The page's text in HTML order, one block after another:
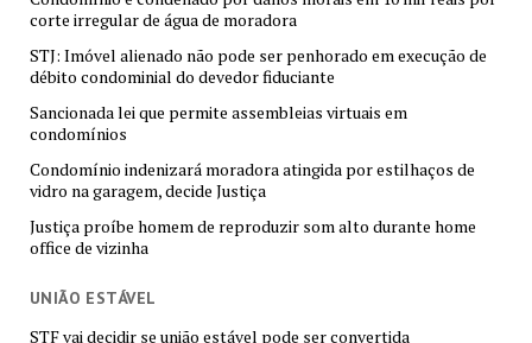
corte irregular de água de moradora
STJ: Imóvel alienado não pode ser penhorado em execução de
débito condominial do devedor fiduciante
Sancionada lei que permite assembleias virtuais em
condomínios
Condomínio indenizará moradora atingida por estilhaços de
vidro na garagem, decide Justiça
Justiça proíbe homem de reproduzir som alto durante home
office de vizinha
UNIÃO ESTÁVEL
STF vai decidir se união estável pode ser convertida